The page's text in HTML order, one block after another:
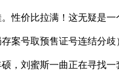
性价比拉满！这无疑是一
案号取预售证号连结分歧
，刘蜜斯一曲正在寻找一